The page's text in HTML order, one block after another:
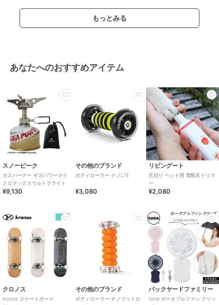
もっとみる
あなたへのおすすめアイテム
スノーピーク
ガスバーナー ギガパワーマイ
クロマックスウルトラライト
¥9,130
その他のブランド
ボディローラー ナノLTE
¥3,080
リビングート
爪切り ペット用 電動爪トリマ
ー
¥2,080
クロノス
kronos スケートボード
その他のブランド
ボディローラー ナノフットロ
バックヤードファミリー
tone ポータブルファン クリッ